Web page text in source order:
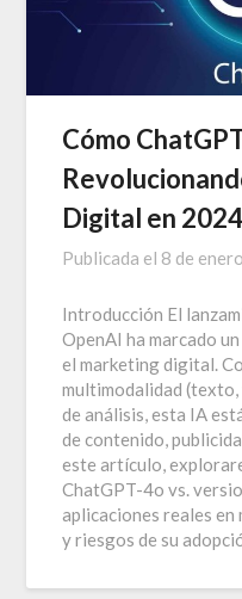
Cómo
Digital en 2024
Publicada el 8 de
Introducción El
OpenAI ha marcado
el marketing digital.
multimodalidad (texto,
de análisis, esta IA
de contenido,
este artículo,
ChatGPT-4o vs.
aplicaciones reales
y riesgos de su